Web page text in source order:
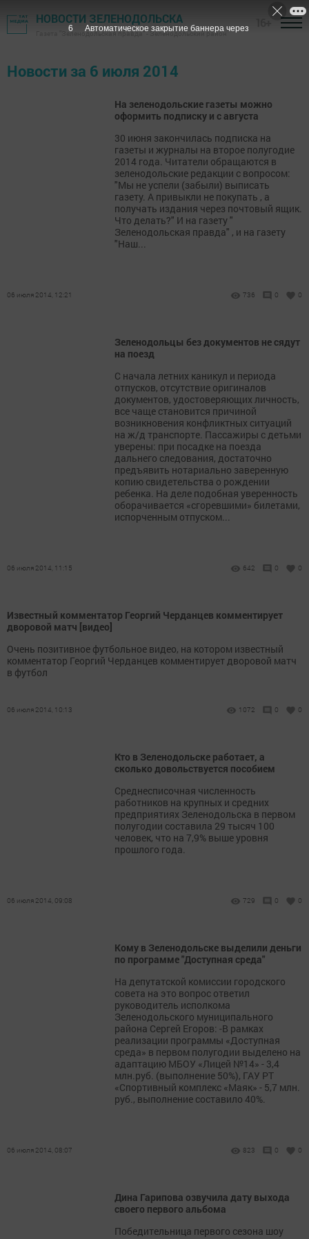
НОВОСТИ ЗЕЛЕНОДОЛЬСКА
Газета "Зеленодольская правда" - Зеленодольский район
Новости за 6 июля 2014
На зеленодольские газеты можно
оформить подписку и с августа
30 июня закончилась подписка на
газеты и журналы на второе полугодие
2014 года. Читатели обращаются в
зеленодольские редакции с вопросом:
"Мы не успели (забыли) выписать
газету. А привыкли не покупать , а
получать издания через почтовый ящик.
Что делать?" И на газету "
Зеленодольская правда" , и на газету
"Наш...
06 июля 2014, 12:21 736 0 0
Зеленодольцы без документов не сядут
на поезд
С начала летних каникул и периода
отпусков, отсутствие оригиналов
документов, удостоверяющих личность,
все чаще становится причиной
возникновения конфликтных ситуаций
на ж/д транспорте. Пассажиры с детьми
уверены: при посадке на поезда
дальнего следования, достаточно
предъявить нотариально заверенную
копию свидетельства о рождении
ребенка. На деле подобная уверенность
оборачивается «сгоревшими» билетами,
испорченным отпуском...
06 июля 2014, 11:15 642 0 0
Известный комментатор Георгий Черданцев комментирует
дворовой матч [видео]
Очень позитивное футбольное видео, на котором известный
комментатор Георгий Черданцев комментирует дворовой матч
в футбол
06 июля 2014, 10:13 1072 0 0
Кто в Зеленодольске работает, а
сколько довольствуется пособием
Среднесписочная численность
работников на крупных и средних
предприятиях Зеленодольска в первом
полугодии составила 29 тысяч 100
человек, что на 7,9% выше уровня
прошлого года.
06 июля 2014, 09:08 729 0 0
Кому в Зеленодольске выделили деньги
по программе "Доступная среда"
На депутатской комиссии городского
совета на это вопрос ответил
руководитель исполкома
Зеленодольского муниципального
района Сергей Егоров: -В рамках
реализации программы «Доступная
среда» в первом полугодии выделено на
адаптацию МБОУ «Лицей №14» - 3,4
млн.руб. (выполнение 50%), ГАУ РТ
«Спортивный комплекс «Маяк» - 5,7 млн.
руб., выполнение составило 40%.
06 июля 2014, 08:07 823 0 0
Дина Гарипова озвучила дату выхода
своего первого альбома
Победительница первого сезона шоу
6 Автоматическое закрытие баннера через